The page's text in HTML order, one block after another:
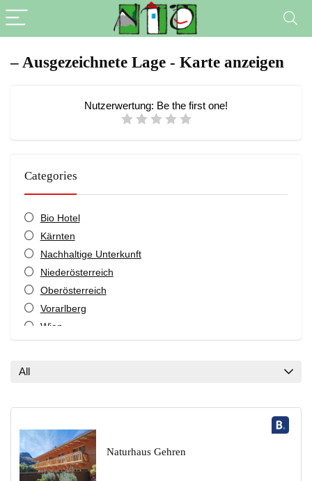
– Ausgezeichnete Lage - Karte anzeigen
Nutzerwertung: Be the first one!
Categories
Bio Hotel
Kärnten
Nachhaltige Unterkunft
Niederösterreich
Oberösterreich
Vorarlberg
Wien
All
Naturhaus Gehren